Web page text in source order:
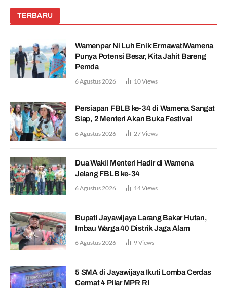
TERBARU
Wamenpar Ni Luh Enik ErmawatiWamena
Punya Potensi Besar, Kita Jahit Bareng
Pemda
6 Agustus 2026 10Views
Persiapan FBLB ke-34 di Wamena Sangat
Siap, 2 Menteri Akan Buka Festival
6 Agustus 2026 27Views
Dua Wakil Menteri Hadir di Wamena
Jelang FBLB ke-34
6 Agustus 2026 14Views
Bupati Jayawijaya Larang Bakar Hutan,
Imbau Warga 40 Distrik Jaga Alam
6 Agustus 2026 9Views
5 SMA di Jayawijaya Ikuti Lomba Cerdas
Cermat 4 Pilar MPR RI